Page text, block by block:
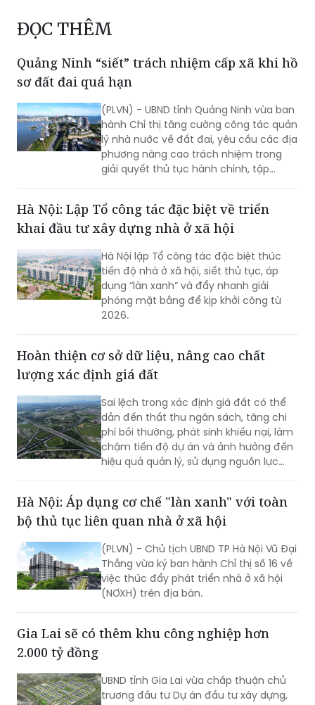
ĐỌC THÊM
Quảng Ninh “siết” trách nhiệm cấp xã khi hồ
sơ đất đai quá hạn
(PLVN) - UBND tỉnh Quảng Ninh vừa ban
hành Chỉ thị tăng cường công tác quản
lý nhà nước về đất đai, yêu cầu các địa
phương nâng cao trách nhiệm trong
giải quyết thủ tục hành chính, tập
dụng đất, bảo đảm quyền và lợi ích
hợp pháp của người dân, doanh nghiệp.
Hà Nội: Lập Tổ công tác đặc biệt về triển
khai đầu tư xây dựng nhà ở xã hội
Hà Nội lập Tổ công tác đặc biệt thúc
tiến độ nhà ở xã hội, siết thủ tục, áp
dụng “làn xanh” và đẩy nhanh giải
phóng mặt bằng để kịp khởi công từ
2026.
Hoàn thiện cơ sở dữ liệu, nâng cao chất
lượng xác định giá đất
Sai lệch trong xác định giá đất có thể
dẫn đến thất thu ngân sách, tăng chi
phí bồi thường, phát sinh khiếu nại, làm
chậm tiến độ dự án và ảnh hưởng đến
hiệu quả quản lý, sử dụng nguồn lực
thẩm định giá đất, cần triển khai đồng
bộ nhiều giải pháp.
Hà Nội: Áp dụng cơ chế "làn xanh" với toàn
bộ thủ tục liên quan nhà ở xã hội
(PLVN) - Chủ tịch UBND TP Hà Nội Vũ Đại
Thắng vừa ký ban hành Chỉ thị số 16 về
việc thúc đẩy phát triển nhà ở xã hội
(NƠXH) trên địa bàn.
Gia Lai sẽ có thêm khu công nghiệp hơn
2.000 tỷ đồng
UBND tỉnh Gia Lai vừa chấp thuận chủ
trương đầu tư Dự án đầu tư xây dựng,